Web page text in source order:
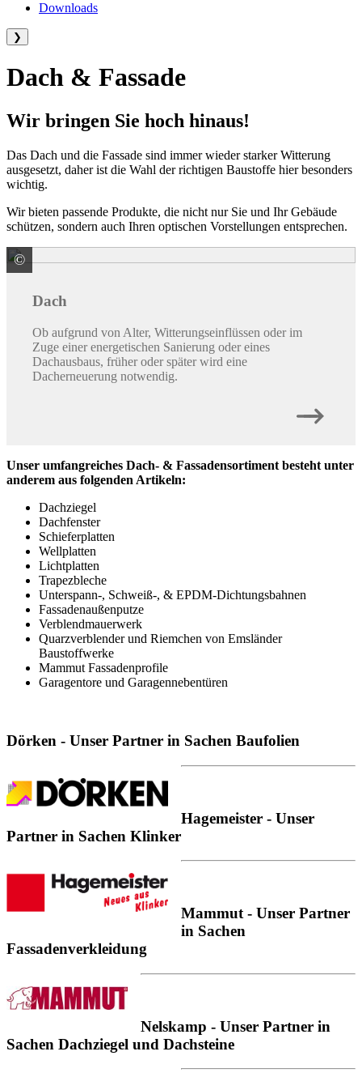
Downloads
❯
Dach & Fassade
Wir bringen Sie hoch hinaus!
Das Dach und die Fassade sind immer wieder starker Witterung
ausgesetzt, daher ist die Wahl der richtigen Baustoffe hier besonders
wichtig.
Wir bieten passende Produkte, die nicht nur Sie und Ihr Gebäude
schützen, sondern auch Ihren optischen Vorstellungen entsprechen.
© colourbox.de
Dach
Ob aufgrund von Alter, Witterungseinflüssen oder im
Zuge einer energetischen Sanierung oder eines
Dachausbaus, früher oder später wird eine
Dacherneuerung notwendig.
Unser umfangreiches Dach- & Fassadensortiment besteht unter
anderem aus folgenden Artikeln:
Dachziegel
Dachfenster
Schieferplatten
Wellplatten
Lichtplatten
Trapezbleche
Unterspann-, Schweiß-, & EPDM-Dichtungsbahnen
Fassadenaußenputze
Verblendmauerwerk
Quarzverblender und Riemchen von Emsländer
Baustoffwerke
Mammut Fassadenprofile
Garagentore und Garagennebentüren
Dörken - Unser Partner in Sachen Baufolien
Hagemeister - Unser
Partner in Sachen Klinker
Mammut - Unser Partner
in Sachen
Fassadenverkleidung
Nelskamp - Unser Partner in
Sachen Dachziegel und Dachsteine